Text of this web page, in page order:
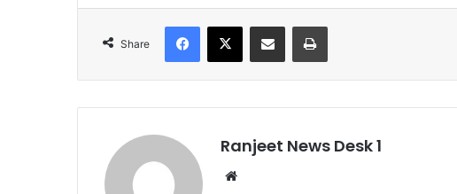
Share
Ranjeet News Desk 1